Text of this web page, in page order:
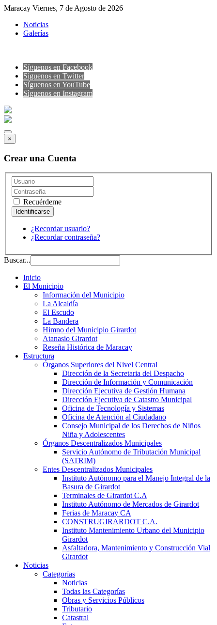
Maracay Viernes, 7 de Agosto de 2026
Noticias
Galerías
Síguenos en Facebook
Síguenos en Twitter
Síguenos en YouTube
Sìguenos en Instagram
×
Crear una Cuenta
Recuérdeme
¿Recordar usuario?
¿Recordar contraseña?
Buscar...
Inicio
El Municipio
Información del Municipio
La Alcaldía
El Escudo
La Bandera
Himno del Municipio Girardot
Atanasio Girardot
Reseña Histórica de Maracay
Estructura
Órganos Superiores del Nivel Central
Dirección de la Secretaria del Despacho
Dirección de Información y Comunicación
Dirección Ejecutiva de Gestión Humana
Dirección Ejecutiva de Catastro Municipal
Oficina de Tecnología y Sistemas
Oficina de Atención al Ciudadano
Consejo Municipal de los Derechos de Niños
Niña y Adolescentes
Órganos Descentralizados Municipales
Servicio Autónomo de Tributación Municipal
(SATRIM)
Entes Descentralizados Municipales
Instituto Autónomo para el Manejo Integral de la
Basura de Girardot
Terminales de Girardot C.A
Instituto Autónomo de Mercados de Girardot
Ferias de Maracay CA
CONSTRUGIRARDOT C.A.
Instituto Mantenimiento Urbano del Municipio
Girardot
Asfaltadora, Mantenimiento y Construcción Vial
Girardot
Noticias
Categorías
Noticias
Todas las Categorías
Obras y Servicios Públicos
Tributario
Catastral